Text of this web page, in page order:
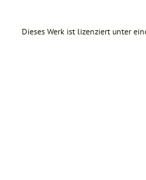
Dieses Werk ist lizenziert unter